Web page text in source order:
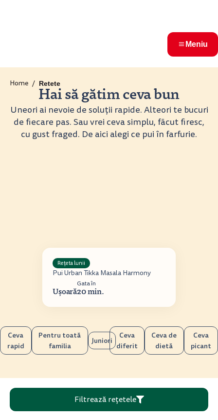
Meniu
Home Retete
Hai să gătim ceva bun
Uneori ai nevoie de soluții rapide. Alteori te bucuri
de fiecare pas. Sau vrei ceva simplu, făcut firesc,
cu gust fraged. De aici alegi ce pui în farfurie.
Rețeta lunii
Pui Urban Tikka Masala Harmony
Ușoară
Gata în
20 min.
Ceva
rapid
Pentru toată
familia
Juniori
Ceva
diferit
Ceva de
dietă
Ceva
picant
Filtrează rețetele